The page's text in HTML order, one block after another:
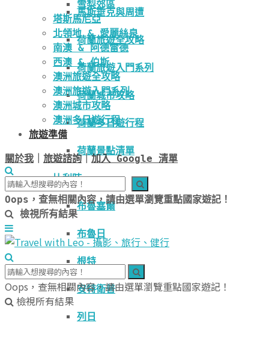
馬斯垂克與周遭
荷蘭旅遊全攻略
荷蘭旅遊入門系列
荷蘭城市攻略
荷蘭多日遊行程
荷蘭景點清單
比利時
布魯塞爾
布魯日
根特
安特衛普
列日
雪梨郊區
塔斯馬尼亞
北領地 & 愛麗絲泉
南澳 & 阿德雷德
西澳 & 伯斯
澳洲旅遊全攻略
澳洲旅遊入門系列
澳洲城市攻略
澳洲多日遊行程
旅遊準備
關於我 旅遊諮詢｜加入 Google 清單
Oops，查無相關內容，請由選單瀏覽重點國家遊記！
檢視所有結果
Oops，查無相關內容，請由選單瀏覽重點國家遊記！
檢視所有結果